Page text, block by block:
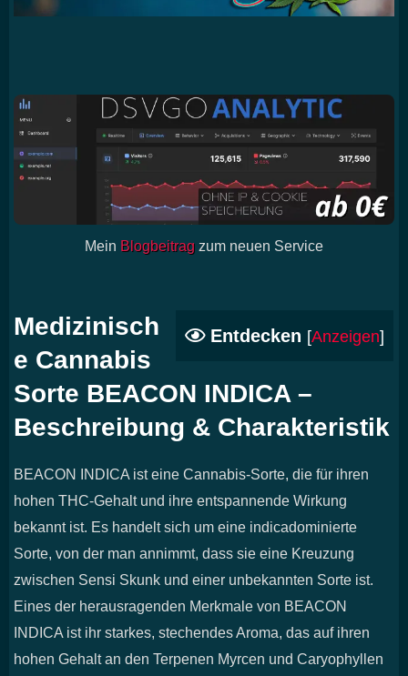
Mein Blogbeitrag zum neuen Service
Entdecken [Anzeigen]
Medizinisch
e Cannabis
Sorte BEACON INDICA –
Beschreibung & Charakteristik
BEACON INDICA ist eine Cannabis-Sorte, die für ihren
hohen THC-Gehalt und ihre entspannende Wirkung
bekannt ist. Es handelt sich um eine indicadominierte
Sorte, von der man annimmt, dass sie eine Kreuzung
zwischen Sensi Skunk und einer unbekannten Sorte ist.
Eines der herausragenden Merkmale von BEACON
INDICA ist ihr starkes, stechendes Aroma, das auf ihren
hohen Gehalt an den Terpenen Myrcen und Caryophyllen